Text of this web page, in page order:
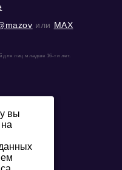
или MAX
для лиц младше 16-ти лет.
вы